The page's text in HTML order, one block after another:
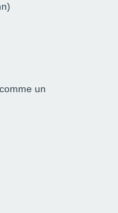
comme un